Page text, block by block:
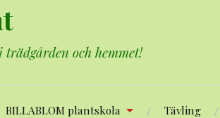
och hemmet!
BILLABLOM plantskola Tävling